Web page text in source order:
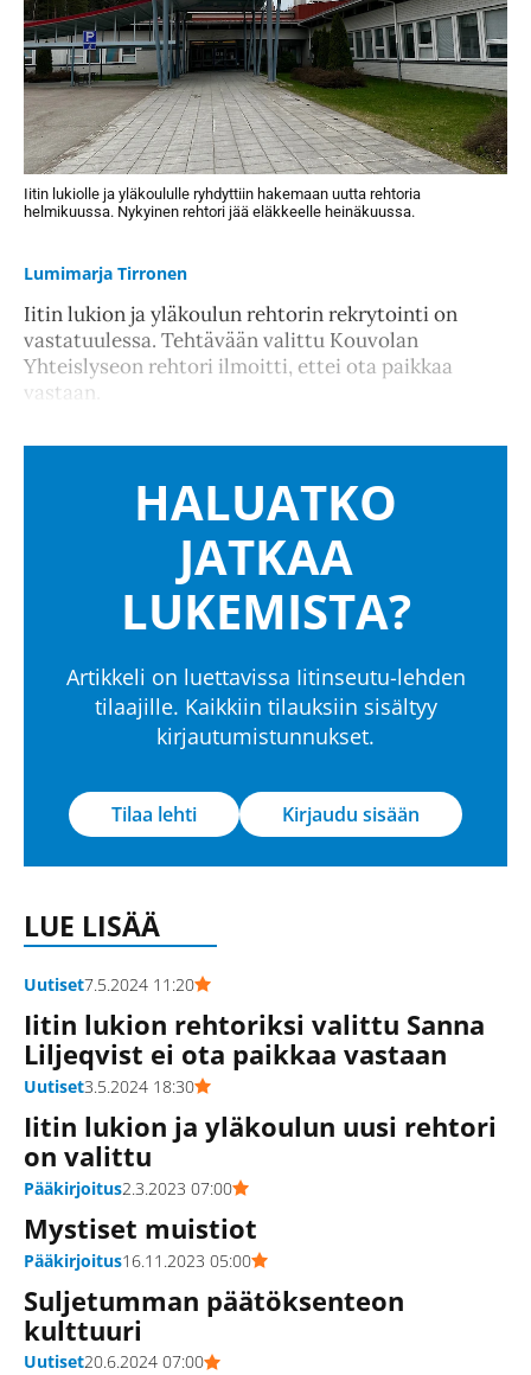
Iitin lukiolle ja yläkoululle ryhdyttiin hakemaan uutta rehtoria
helmikuussa. Nykyinen rehtori jää eläkkeelle heinäkuussa.
Lumimarja Tirronen
Iitin lukion ja yläkoulun rehtorin rekrytointi on
vastatuulessa. Tehtävään valittu Kouvolan
Yhteislyseon rehtori ilmoitti, ettei ota paikkaa
vastaan.
HALUATKO
JATKAA
LUKEMISTA?
Artikkeli on luettavissa Iitinseutu-lehden
tilaajille. Kaikkiin tilauksiin sisältyy
kirjautumistunnukset.
Tilaa lehti Kirjaudu sisään
LUE LISÄÄ
Uutiset7.5.2024 11:20
Iitin lukion rehtoriksi valittu Sanna
Liljeqvist ei ota paikkaa vastaan
Uutiset3.5.2024 18:30
Iitin lukion ja yläkoulun uusi rehtori
on valittu
Pääkirjoitus2.3.2023 07:00
Mystiset muistiot
Pääkirjoitus16.11.2023 05:00
Suljetumman päätöksenteon
kulttuuri
Uutiset20.6.2024 07:00